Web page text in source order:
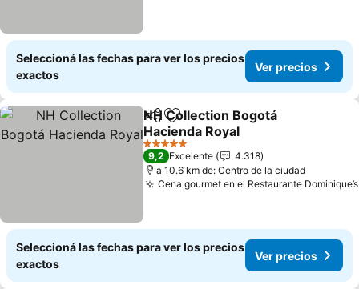
Seleccioná las fechas para ver los precios
exactos
Ver precios
CompartirAñadir a favoritos
NH Collection Bogotá
Hacienda Royal
5 Estrellas
9,2 Excelente
4.318
a 10.6 km de: Centro de la ciudad
Cena gourmet en el Restaurante Dominique’s
Seleccioná las fechas para ver los precios
exactos
Ver precios